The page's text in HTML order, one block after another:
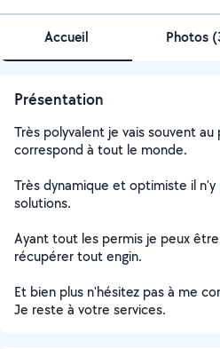
Accueil Photos (
Présentation
Très polyvalent je vais souvent
correspond à tout le monde.
Très dynamique et optimiste il
solutions.
Ayant tout les permis je peux
récupérer tout engin.
Et bien plus n'hésitez pas à me
Je reste à votre services.